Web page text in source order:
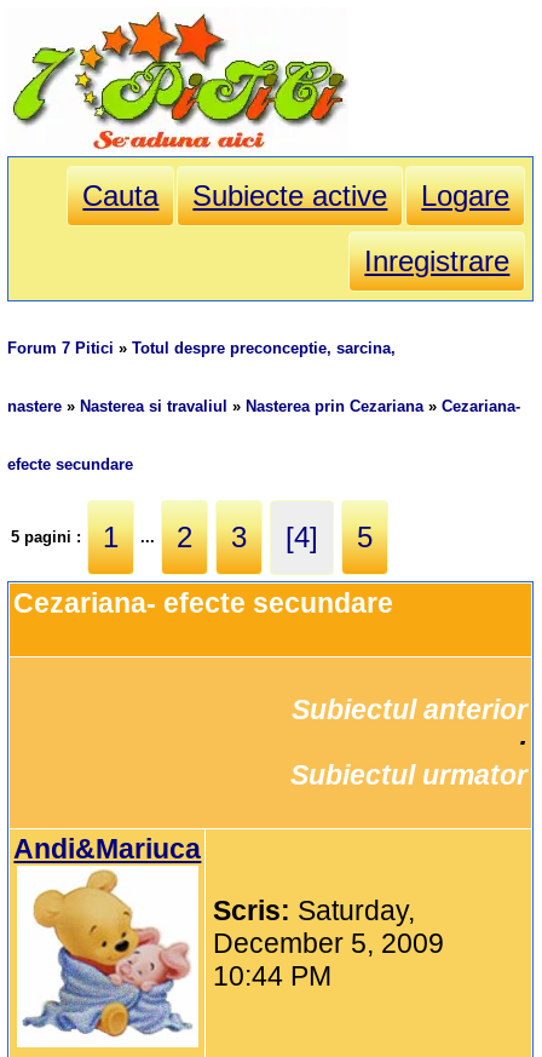
Cauta Subiecte active
Logare
Inregistrare
Forum 7 Pitici »Totul despre preconceptie, sarcina,
nastere » Nasterea si travaliul » Nasterea prin Cezariana»Cezariana-
efecte secundare
5 pagini : 1 ... 2 3 [4] 5
Cezariana- efecte secundare
Subiectul anterior
Subiectul urmator
Andi&Mariuca
Scris: Saturday,
December 5, 2009
10:44 PM